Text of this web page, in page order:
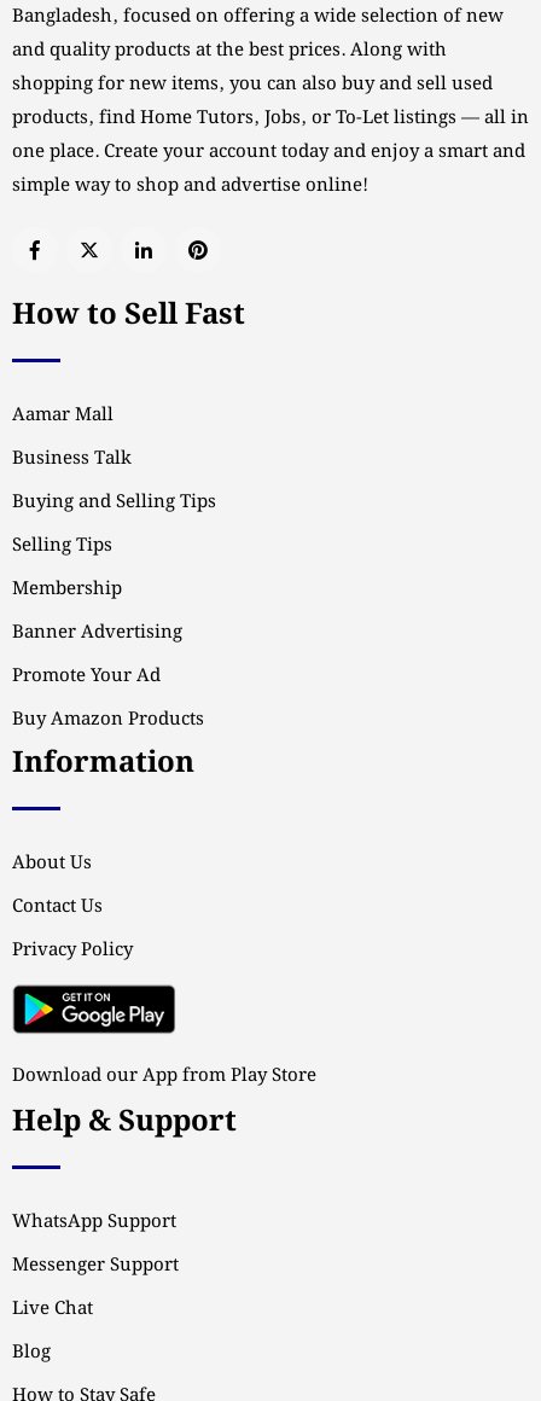
Bangladesh, focused on offering a wide selection of new
and quality products at the best prices. Along with
shopping for new items, you can also buy and sell used
products, find Home Tutors, Jobs, or To-Let listings — all in
one place. Create your account today and enjoy a smart and
simple way to shop and advertise online!
How to Sell Fast
Aamar Mall
Business Talk
Buying and Selling Tips
Selling Tips
Membership
Banner Advertising
Promote Your Ad
Buy Amazon Products
Information
About Us
Contact Us
Privacy Policy
Download our App from Play Store
Help & Support
WhatsApp Support
Messenger Support
Live Chat
Blog